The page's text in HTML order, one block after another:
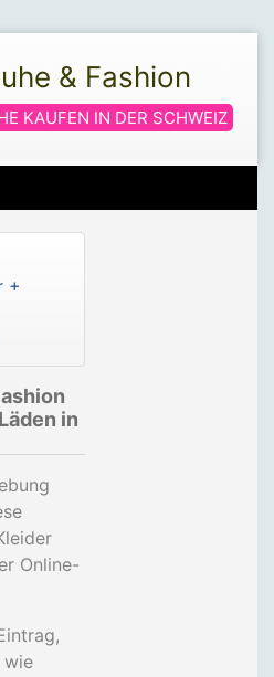
& Fashion
KAUFEN IN DER SCHWEIZ
+
in
Online-
wie